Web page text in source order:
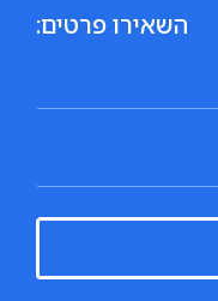
השאירו פרטים: